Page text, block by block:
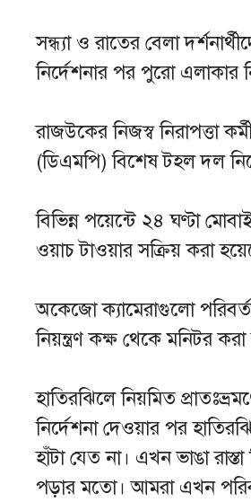
সন্ধ্যা ও রাতের বেলা
নির্দেশনার পর পুরো এলাকার
রাজউকের নিজস্ব নিরাপত্তা
(ডিএমপি) বিশেষ টহল দল
বিভিন্ন পয়েন্টে ২৪ ঘণ্টা
ওয়াচ টাওয়ার সক্রিয় করা
অকেজো ক্যামেরাগুলো
নিয়ন্ত্রণ কক্ষ থেকে মনিটর করা
হাতিরঝিলে নিয়মিত
নির্দেশনা দেওয়ার পর
হাঁটা যেত না। এখন ভাঙা
পড়ার মতো। আমরা এখন